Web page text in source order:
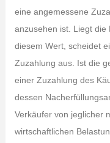
eine angemessene
anzusehen ist. Liegt
diesem Wert, scheidet
Zuzahlung aus. Ist die
einer Zuzahlung des
dessen
Verkäufer von jeglicher
wirtschaftlichen